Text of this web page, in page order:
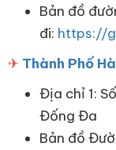
Bản đồ
đi: https://
✈ Thành Phố
Địa chỉ 1:
Đống Đa
Bản đồ